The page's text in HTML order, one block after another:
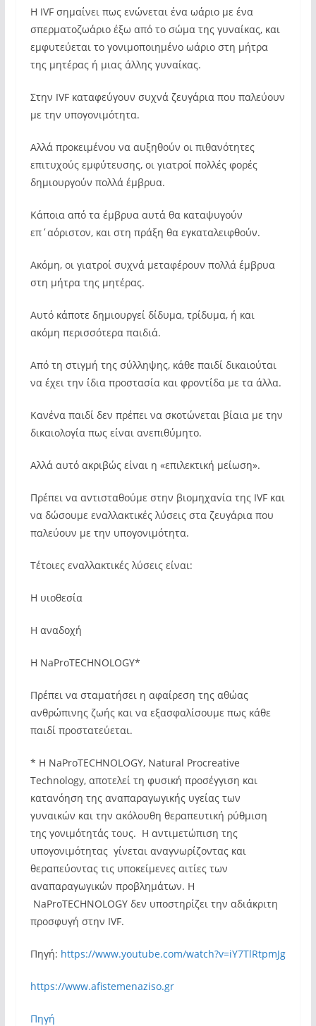
Η IVF σημαίνει πως ενώνεται ένα ωάριο με ένα
σπερματοζωάριο έξω από το σώμα της γυναίκας, και
εμφυτεύεται το γονιμοποιημένο ωάριο στη μήτρα
της μητέρας ή μιας άλλης γυναίκας.
Στην IVF καταφεύγουν συχνά ζευγάρια που παλεύουν
με την υπογονιμότητα.
Αλλά προκειμένου να αυξηθούν οι πιθανότητες
επιτυχούς εμφύτευσης, οι γιατροί πολλές φορές
δημιουργούν πολλά έμβρυα.
Κάποια από τα έμβρυα αυτά θα καταψυγούν
επ΄αόριστον, και στη πράξη θα εγκαταλειφθούν.
Ακόμη, οι γιατροί συχνά μεταφέρουν πολλά έμβρυα
στη μήτρα της μητέρας.
Αυτό κάποτε δημιουργεί δίδυμα, τρίδυμα, ή και
ακόμη περισσότερα παιδιά.
Από τη στιγμή της σύλληψης, κάθε παιδί δικαιούται
να έχει την ίδια προστασία και φροντίδα με τα άλλα.
Κανένα παιδί δεν πρέπει να σκοτώνεται βίαια με την
δικαιολογία πως είναι ανεπιθύμητο.
Αλλά αυτό ακριβώς είναι η «επιλεκτική μείωση».
Πρέπει να αντισταθούμε στην βιομηχανία της IVF και
να δώσουμε εναλλακτικές λύσεις στα ζευγάρια που
παλεύουν με την υπογονιμότητα.
Τέτοιες εναλλακτικές λύσεις είναι:
Η υιοθεσία
Η αναδοχή
Η NaProTECHNOLOGY*
Πρέπει να σταματήσει η αφαίρεση της αθώας
ανθρώπινης ζωής και να εξασφαλίσουμε πως κάθε
παιδί προστατεύεται.
* Η NaProTECHNOLOGY, Natural Procreative
Technology, αποτελεί τη φυσική προσέγγιση και
κατανόηση της αναπαραγωγικής υγείας των
γυναικών και την ακόλουθη θεραπευτική ρύθμιση
της γονιμότητάς τους. Η αντιμετώπιση της
υπογονιμότητας γίνεται αναγνωρίζοντας και
θεραπεύοντας τις υποκείμενες αιτίες των
αναπαραγωγικών προβλημάτων. Η
NaProTECHNOLOGY δεν υποστηρίζει την αδιάκριτη
προσφυγή στην IVF.
Πηγή: https://www.youtube.com/watch?v=iY7TlRtpmJg
https://www.afistemenaziso.gr
Πηγή